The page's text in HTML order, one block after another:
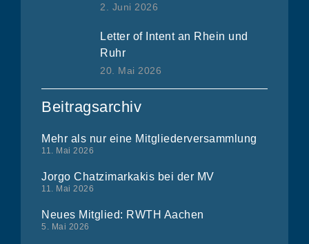
2. Juni 2026
Letter of Intent an Rhein und
Ruhr
20. Mai 2026
Beitragsarchiv
Mehr als nur eine Mitgliederversammlung
11. Mai 2026
Jorgo Chatzimarkakis bei der MV
11. Mai 2026
Neues Mitglied: RWTH Aachen
5. Mai 2026